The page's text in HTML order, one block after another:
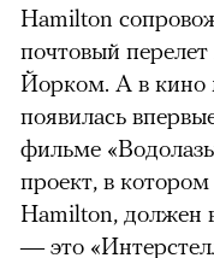
Hamilton
почтовый
Йорком. А в кино
появилась
фильме
проект, в
Hamilton, должен
— это